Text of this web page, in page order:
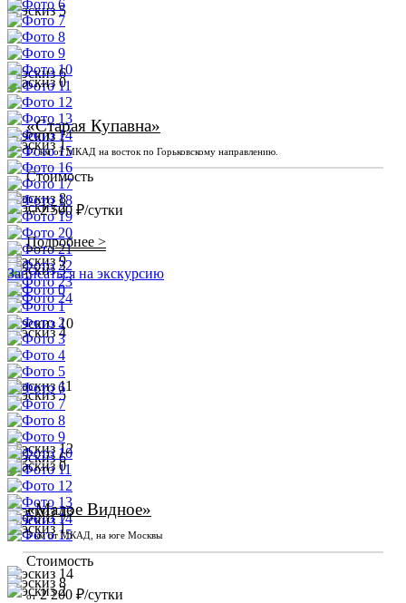
«Старая Купавна»
17 км от МКАД на восток по Горьковскому направлению.
Стоимость
от2 500 ₽/сутки
Подробнее >
Записаться на экскурсию
«Малое Видное»
3 км от МКАД, на юге Москвы
Стоимость
от2 200 ₽/сутки